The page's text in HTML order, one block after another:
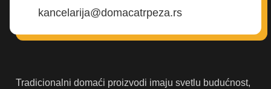
kancelarija@domacatrpeza.rs
Tradicionalni domaći proizvodi imaju svetlu budućnost,